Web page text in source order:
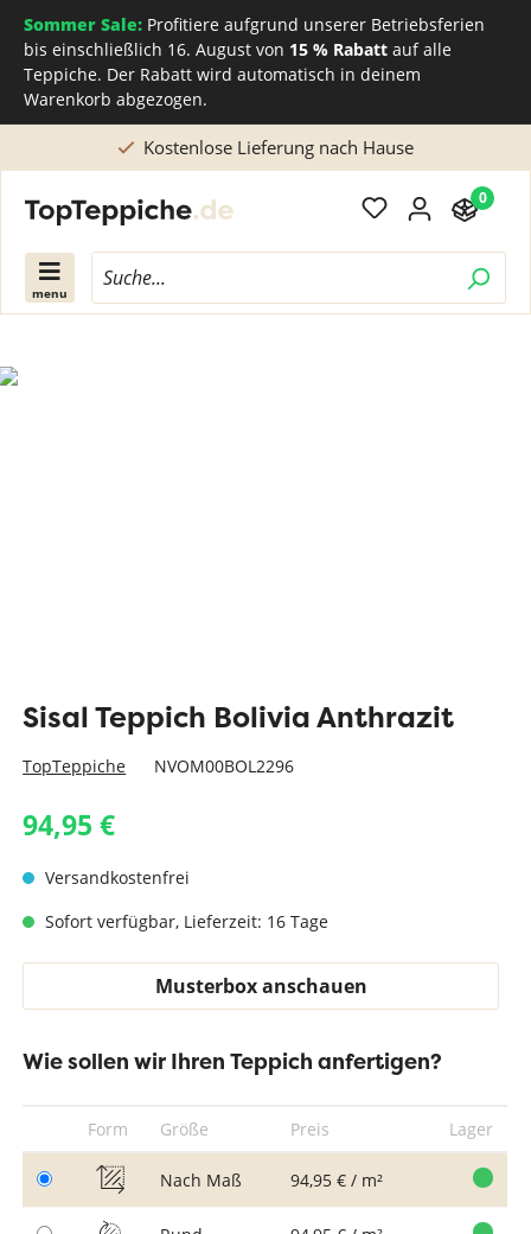
Sommer Sale: Profitiere aufgrund unserer Betriebsferien
bis einschließlich 16. August von 15 % Rabatt auf alle
Teppiche. Der Rabatt wird automatisch in deinem
Warenkorb abgezogen.
Kostenlose Lieferung nach Hause
menu
0
Sisal Teppich Bolivia Anthrazit
TopTeppiche NVOM00BOL2296
94,95 €
Versandkostenfrei
Sofort verfügbar, Lieferzeit: 16 Tage
Musterbox anschauen
Wie sollen wir Ihren Teppich anfertigen?
Form Größe Preis Lager
Nach Maß 94,95 € / m²